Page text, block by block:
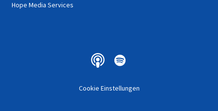
Hope Media Services
Cookie Einstellungen